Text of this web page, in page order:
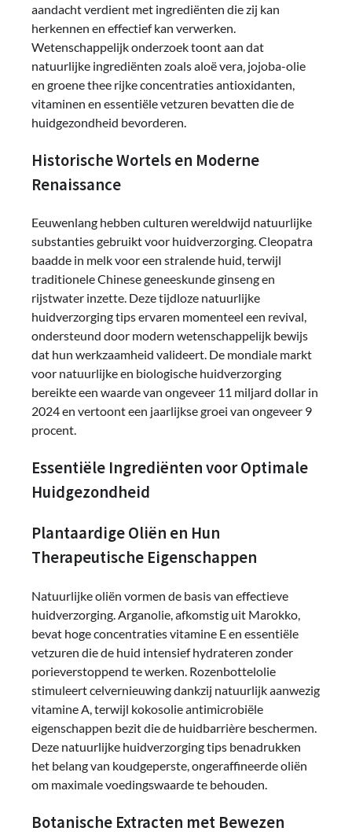
aandacht verdient met ingrediënten die zij kan
herkennen en effectief kan verwerken.
Wetenschappelijk onderzoek toont aan dat
natuurlijke ingrediënten zoals aloë vera, jojoba-olie
en groene thee rijke concentraties antioxidanten,
vitaminen en essentiële vetzuren bevatten die de
huidgezondheid bevorderen.
Historische Wortels en Moderne
Renaissance
Eeuwenlang hebben culturen wereldwijd natuurlijke
substanties gebruikt voor huidverzorging. Cleopatra
baadde in melk voor een stralende huid, terwijl
traditionele Chinese geneeskunde ginseng en
rijstwater inzette. Deze tijdloze natuurlijke
huidverzorging tips ervaren momenteel een revival,
ondersteund door modern wetenschappelijk bewijs
dat hun werkzaamheid valideert. De mondiale markt
voor natuurlijke en biologische huidverzorging
bereikte een waarde van ongeveer 11 miljard dollar in
2024 en vertoont een jaarlijkse groei van ongeveer 9
procent.
Essentiële Ingrediënten voor Optimale
Huidgezondheid
Plantaardige Oliën en Hun
Therapeutische Eigenschappen
Natuurlijke oliën vormen de basis van effectieve
huidverzorging. Arganolie, afkomstig uit Marokko,
bevat hoge concentraties vitamine E en essentiële
vetzuren die de huid intensief hydrateren zonder
porieverstoppend te werken. Rozenbottelolie
stimuleert celvernieuwing dankzij natuurlijk aanwezig
vitamine A, terwijl kokosolie antimicrobiële
eigenschappen bezit die de huidbarrière beschermen.
Deze natuurlijke huidverzorging tips benadrukken
het belang van koudgeperste, ongeraffineerde oliën
om maximale voedingswaarde te behouden.
Botanische Extracten met Bewezen